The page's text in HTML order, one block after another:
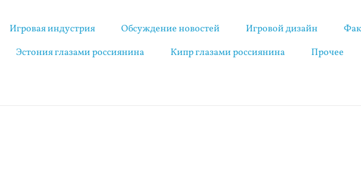
Игровая индустрия Обсуждение новостей Игровой дизайн
Эстония глазами россиянина Кипр глазами россиянина Прочее